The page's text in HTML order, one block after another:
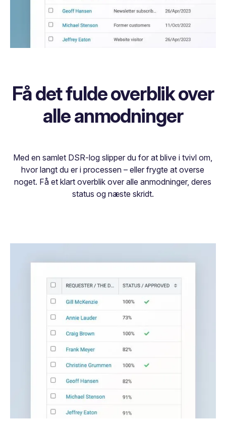
Få det fulde overblik over
alle anmodninger
Med en samlet DSR-log slipper du for at blive i tvivl om,
hvor langt du er i processen – eller frygte at overse
noget. Få et klart overblik over alle anmodninger, deres
status og næste skridt.